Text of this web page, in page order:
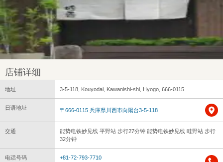
店铺详细
地址 3-5-118, Kouyodai, Kawanishi-shi, Hyogo, 666-0115
日语地址 〒666-0115 兵庫県川西市向陽台3-5-118
交通
能势电铁妙见线 平野站 步行27分钟 能势电铁妙见线 畦野站 步行
32分钟
电话号码
+81-72-793-7710